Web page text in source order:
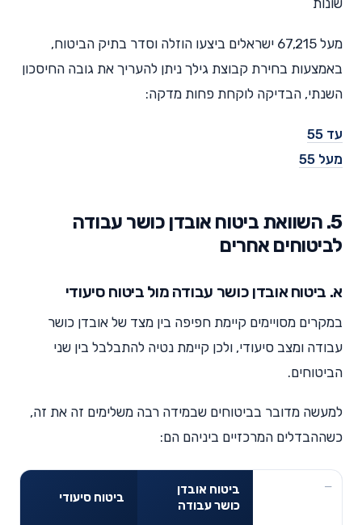
שונות
מעל 67,215 ישראלים ביצעו הוזלה וסדר בתיק הביטוח,
באמצעות בחירת קבוצת גילך ניתן להעריך את גובה החיסכון
השנתי, הבדיקה לוקחת פחות מדקה:
עד 55
מעל 55
5. השוואת ביטוח אובדן כושר עבודה
לביטוחים אחרים
א. ביטוח אובדן כושר עבודה מול ביטוח סיעודי
במקרים מסויימים קיימת חפיפה בין מצד של אובדן כושר
עבודה ומצב סיעודי, ולכן קיימת נטיה להתבלבל בין שני
הביטוחים.
למעשה מדובר בביטוחים שבמידה רבה משלימים זה את זה,
כשההבדלים המרכזיים ביניהם הם:
ביטוח אובדן
כושר עבודה
ביטוח סיעודי